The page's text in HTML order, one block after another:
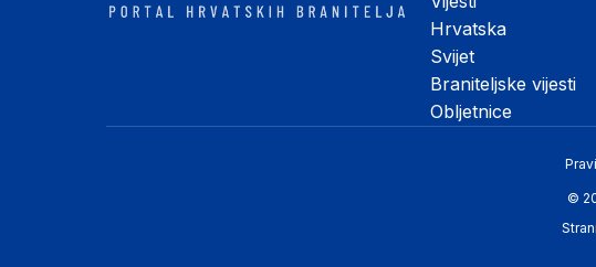
Hrvatska
Svijet
Braniteljske vijesti
Obljetnice
©